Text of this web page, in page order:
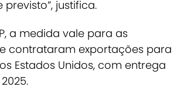
justifica.
a medida vale para as
contrataram exportações para
Estados Unidos, com entrega